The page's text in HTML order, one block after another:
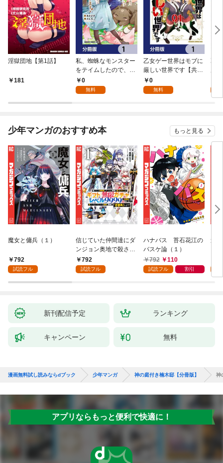
淫獄団地【第1話】
181
私、蜘蛛なモンスター
をテイムしたので、ス
パイダーシルクで裁縫
を頑張ります！【分冊
0
無料
乙女ゲー世界はモブに
厳しい世界です【共和
国編】【分冊版】 1
0
無料
乙
少年マンガのおすすめ本 もっと見る
魔女と傭兵（１）
792
試読フル
信じていた仲間達にダ
ンジョン奥地で殺され
かけたがギフト『無限
ガチャ』でレベル９９
（１）
792
試読フル
ハナバス 苔石花江の
バスケ論（１）
792
110
試読フル 割引
追
強
～
新刊配信予定 ランキング
キャンペーン 無料
漫画無料試し読みならdブック 少年マンガ 神の庭付き楠木邸【分冊版】 神
アプリならもっと便利で快適に！